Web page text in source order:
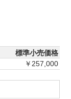
標準小売価格
￥257,000